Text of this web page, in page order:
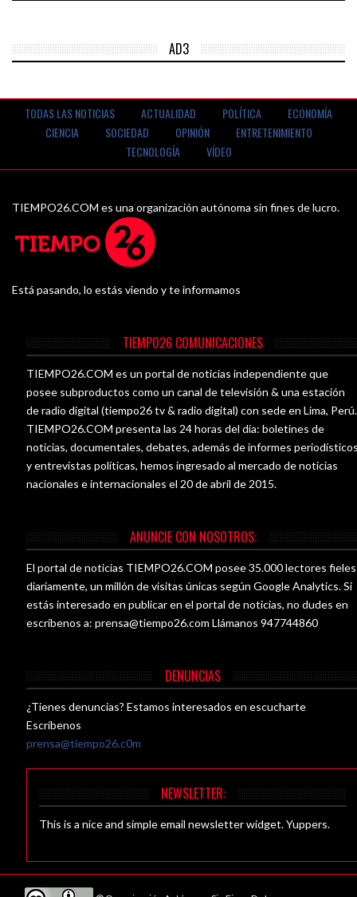
AD3
TODAS LAS NOTICIAS ACTUALIDAD POLÍTICA
ECONOMÍA
CIENCIA
SOCIEDAD OPINIÓN
ENTRETENIMIENTO
TECNOLOGÍA
VÍDEO
TIEMPO26.COM es una organización autónoma sin fines de lucro.
Está pasando, lo estás viendo y te informamos
TIEMPO26 COMUNICACIONES
TIEMPO26.COM es un portal de noticias independiente que
posee subproductos como un canal de televisión & una estación
de radio digital (tiempo26 tv & radio digital) con sede en Lima, Perú.
TIEMPO26.COM presenta las 24 horas del día: boletines de
noticias, documentales, debates, además de informes
y entrevistas políticas, hemos ingresado al mercado de noticias
nacionales e internacionales el 20 de abril de 2015.
ANUNCIE CON NOSOTROS:
El portal de noticias TIEMPO26.COM posee 35.000 lectores fieles
diariamente, un millón de visitas únicas según Google Analytics. Si
estás interesado en publicar en el portal de noticias, no dudes en
escríbenos a:prensa@tiempo26.com Llámanos 947744860
DENUNCIAS
¿Tienes denuncias? Estamos interesados en escucharte
Escríbenos
prensa@tiempo26.c0m
NEWSLETTER:
This is a nice and simple email newsletter widget. Yuppers.